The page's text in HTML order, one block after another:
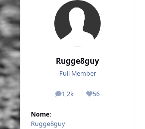
Rugge8guy
Full Member
1,2k
messaggi56
Reputazione
Nome:
Rugge8guy